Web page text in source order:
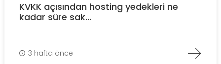
KVKK açısından hosting yedekleri ne
kadar süre sak...
3 hafta önce